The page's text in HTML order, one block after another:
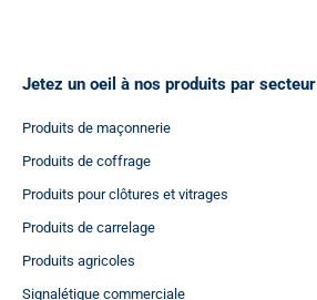
Jetez un oeil à nos produits par secteur
Produits de maçonnerie
Produits de coffrage
Produits pour clôtures et vitrages
Produits de carrelage
Produits agricoles
Signalétique commerciale